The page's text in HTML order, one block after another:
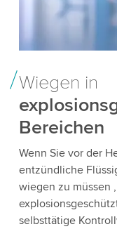
Wiegen in
Bereichen
Wenn Sie vor der
entzündliche
wiegen zu müssen
selbsttätige